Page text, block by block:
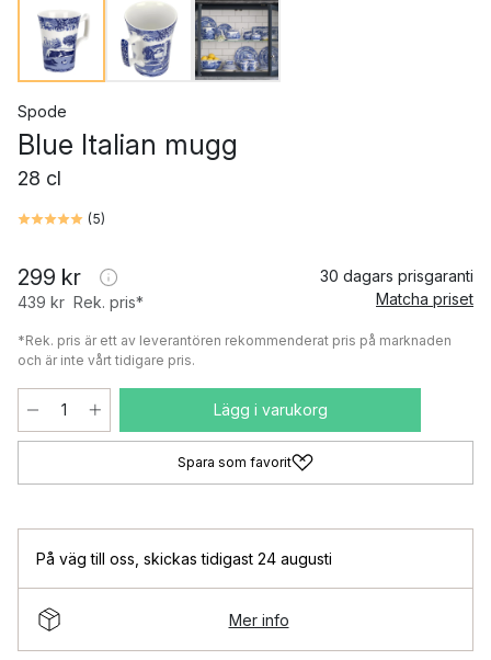
Spode
Blue Italian mugg
28 cl
(5)
299 kr
439 kr Rek. pris*
30 dagars prisgaranti
Matcha priset
*Rek. pris är ett av leverantören rekommenderat pris på marknaden
och är inte vårt tidigare pris.
Lägg i varukorg
Spara som favorit
På väg till oss skickas tidigast 24 augusti
Mer info